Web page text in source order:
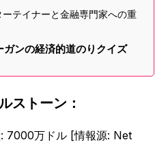
テイナーと金融専門家への重
ガンの経済的道のりクイズ
ストーン：
7000万ドル [情報源: Net